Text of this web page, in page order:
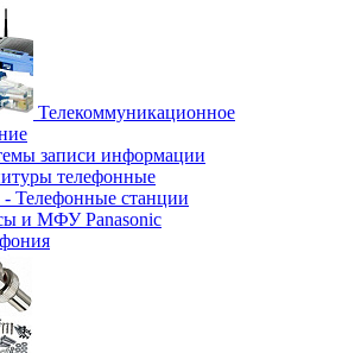
Телекоммуникационное
записи информации
телефонные
Телефонные станции
и МФУ Panasonic